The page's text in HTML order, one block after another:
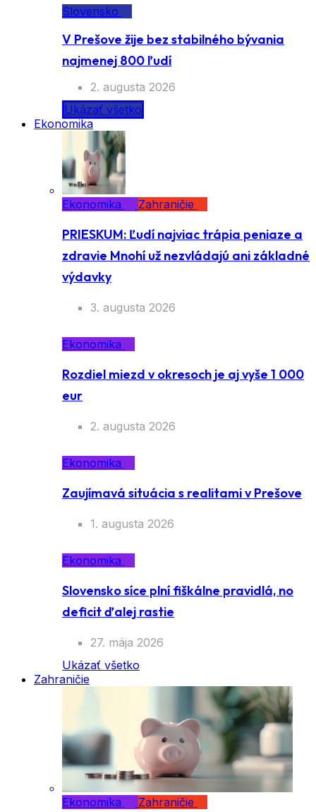
Slovensko
V Prešove žije bez stabilného bývania
najmenej 800 ľudí
2. augusta 2026
Ukázať všetko
Ekonomika
Ekonomika Zahraničie
PRIESKUM: Ľudí najviac trápia peniaze a
zdravie Mnohí už nezvládajú ani základné
výdavky
3. augusta 2026
Ekonomika
Rozdiel miezd v okresoch je aj vyše 1 000
eur
2. augusta 2026
Ekonomika
Zaujímavá situácia s realitami v Prešove
1. augusta 2026
Ekonomika
Slovensko síce plní fiškálne pravidlá, no
deficit ďalej rastie
27. mája 2026
Ukázať všetko
Zahraničie
Ekonomika Zahraničie